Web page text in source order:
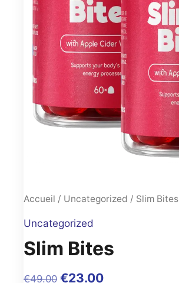
Accueil / Uncategorized / Slim Bites
Uncategorized
Slim Bites
€49.00 Original
€23.00Current